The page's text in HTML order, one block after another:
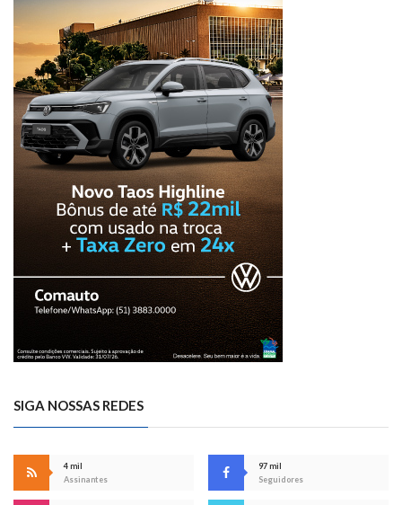
SIGA NOSSAS REDES
4 mil
Assinantes
97 mil
Seguidores